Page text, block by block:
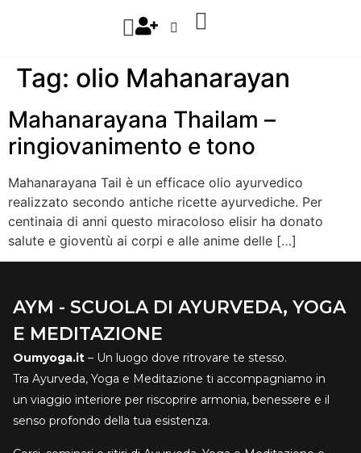
Tag: olio Mahanarayan
Mahanarayana Thailam –
ringiovanimento e tono
Mahanarayana Tail è un efficace olio ayurvedico
realizzato secondo antiche ricette ayurvediche. Per
centinaia di anni questo miracoloso elisir ha donato
salute e gioventù ai corpi e alle anime delle […]
AYM - SCUOLA DI AYURVEDA, YOGA
E MEDITAZIONE
Oumyoga.it – Un luogo dove ritrovare te stesso.
Tra Ayurveda, Yoga e Meditazione ti accompagniamo in
un viaggio interiore per riscoprire armonia, benessere e il
senso profondo della tua esistenza.